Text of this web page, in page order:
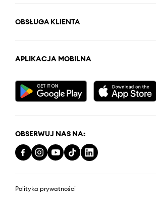
OBSŁUGA KLIENTA
APLIKACJA MOBILNA
OBSERWUJ NAS NA:
Polityka prywatności